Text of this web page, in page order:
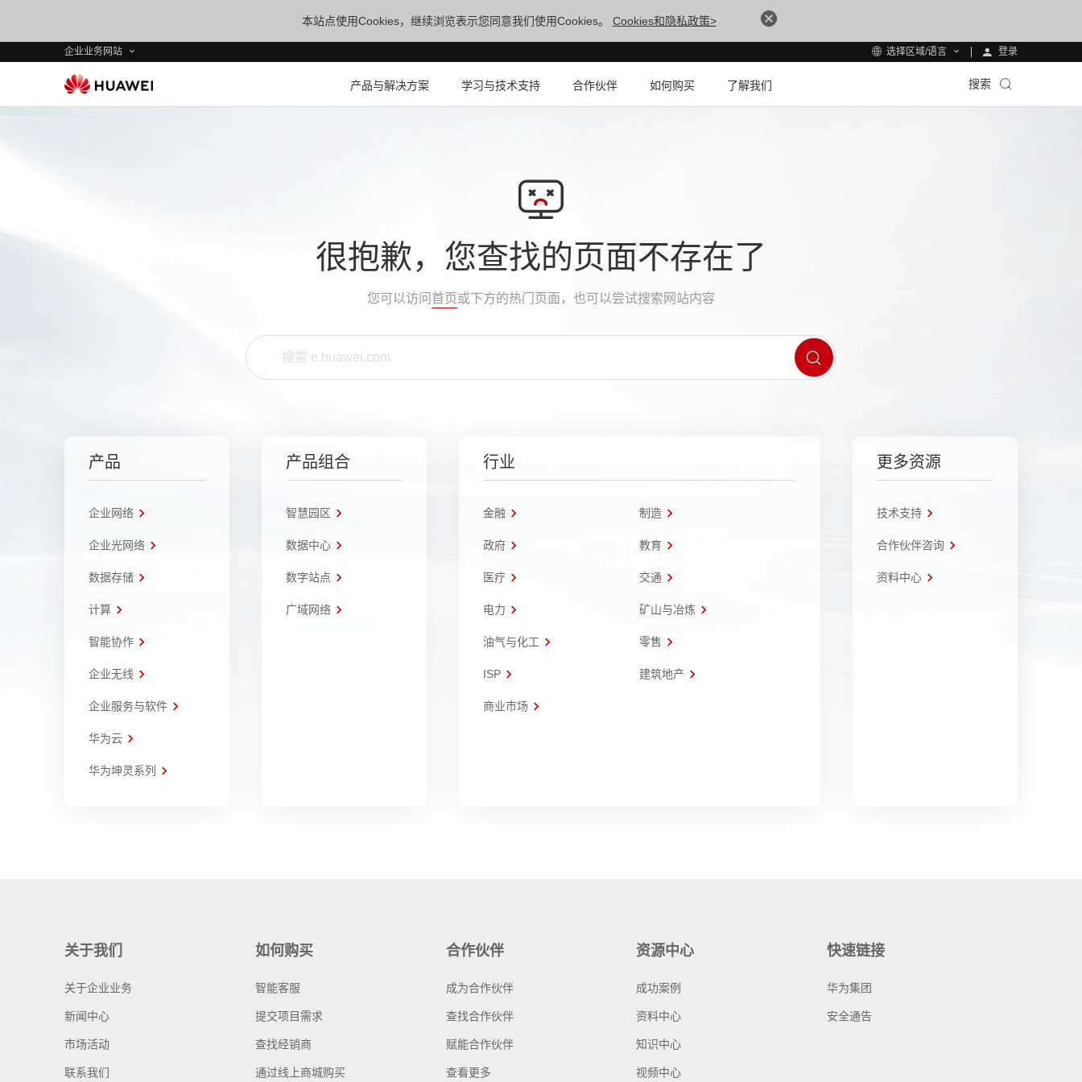
本站点使用Cookies，继续浏览表示您同意我们使用Cookies。 Cookies和隐私政策>
企业业务网站 选择区域/语言 登录
产品与解决方案 学习与技术支持 合作伙伴 如何购买 了解我们 搜索
很抱歉，您查找的页面不存在了
您可以访问 首页或下方的热门页面，也可以尝试搜索网站内容
产品
企业网络
企业光网络
数据存储
计算
智能协作
企业无线
企业服务与软件
华为云
华为坤灵系列
产品组合
智慧园区
数据中心
数字站点
广域网络
行业
金融 制造
政府 教育
医疗 交通
电力 矿山与冶炼
油气与化工 零售
ISP 建筑地产
商业市场
更多资源
技术支持
合作伙伴咨询
资料中心
关于我们
关于企业业务
新闻中心
市场活动
联系我们
如何购买
智能客服
提交项目需求
查找经销商
通过线上商城购买
合作伙伴
成为合作伙伴
查找合作伙伴
赋能合作伙伴
查看更多
资源中心
成功案例
资料中心
知识中心
视频中心
快速链接
华为集团
安全通告